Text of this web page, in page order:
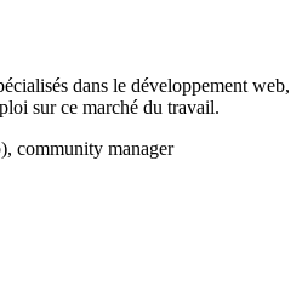
dans le développement web,
sur ce marché du travail.
community manager